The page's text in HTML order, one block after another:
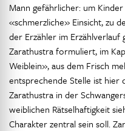
Mann gefährlicher: um
«schmerzliche» Einsicht, zu
der Erzähler im Erzählverlauf
Zarathustra formuliert, im
Weiblein», aus dem Frisch
entsprechende Stelle ist hier
Zarathustra in der
weiblichen Rätselhaftigkeit
Charakter zentral sein soll.